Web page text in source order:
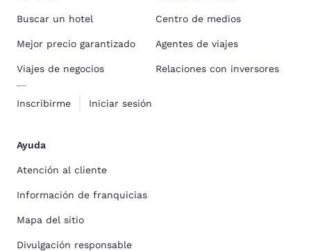
Buscar un hotel
Mejor precio garantizado
Viajes de negocios
Inscribirme Iniciar sesión
Centro de medios
Agentes de viajes
Relaciones con inversores
Ayuda
Atención al cliente
Información de franquicias
Mapa del sitio
Divulgación responsable